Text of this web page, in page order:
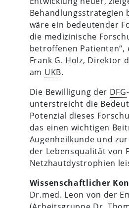
Behandlungsstrategien
wäre ein bedeutender
die medizinische
betroffenen Patienten“,
Frank G. Holz, Direktor
am UKB.
Die Bewilligung der DFG
unterstreicht die
Potenzial dieses
das einen wichtigen
Augenheilkunde und
der Lebensqualität von
Netzhautdystrophien
Wissenschaftlicher
Dr.med. Leon von der